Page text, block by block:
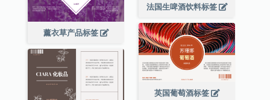
法国生啤酒饮料标签
薰衣草产品标签
英国葡萄酒标签